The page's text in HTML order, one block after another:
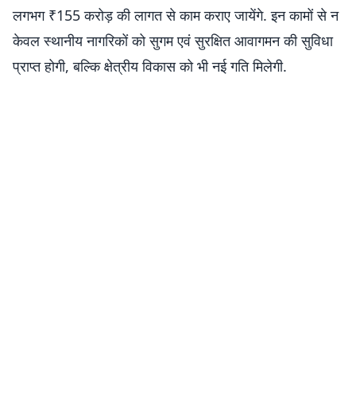
लगभग ₹155 करोड़ की लागत से काम कराए जायेंगे. इन कामों से न
केवल स्थानीय नागरिकों को सुगम एवं सुरक्षित आवागमन की सुविधा
प्राप्त होगी, बल्कि क्षेत्रीय विकास को भी नई गति मिलेगी.